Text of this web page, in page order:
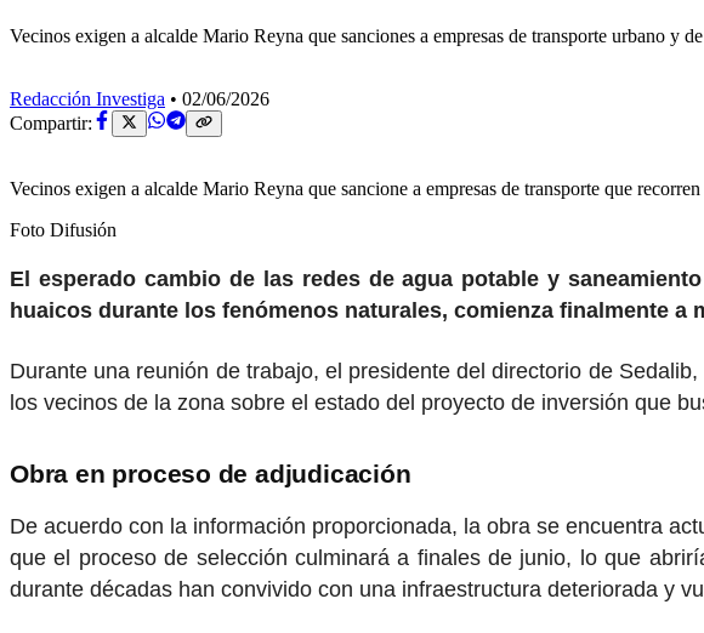
Vecinos exigen a alcalde Mario Reyna que sanciones a empresas de transporte urbano y
Redacción Investiga • 02/06/2026
Compartir:
Vecinos exigen a alcalde Mario Reyna que sancione a empresas de transporte que
Foto Difusión
El esperado cambio de las redes de agua potable y
huaicos durante los fenómenos naturales, comienza finalmente
Durante una reunión de trabajo, el presidente del directorio de
los vecinos de la zona sobre el estado del proyecto de inversión que
Obra en proceso de adjudicación
De acuerdo con la información proporcionada, la obra se encuentra
que el proceso de selección culminará a finales de junio, lo que
durante décadas han convivido con una infraestructura deteriorada y